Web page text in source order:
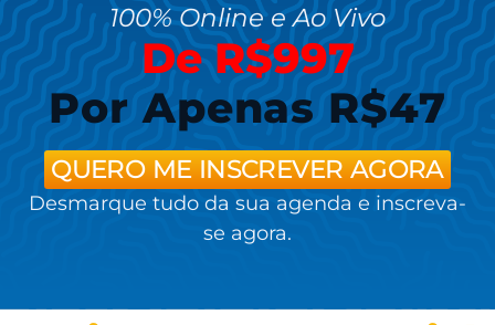
100% Online e Ao Vivo
De R$997
Por Apenas R$47
QUERO ME INSCREVER AGORA
Desmarque tudo da sua agenda e inscreva-
se agora.